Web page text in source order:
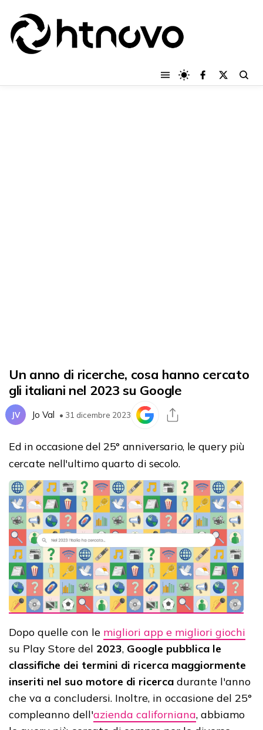
Un anno di ricerche, cosa hanno cercato
gli italiani nel 2023 su Google
JV Jo Val • 31 dicembre 2023
Ed in occasione del 25° anniversario, le query più
cercate nell'ultimo quarto di secolo.
Dopo quelle con le migliori app e migliori giochi
su Play Store del 2023, Google pubblica le
classifiche dei termini di ricerca maggiormente
inseriti nel suo motore di ricerca durante l'anno
che va a concludersi. Inoltre, in occasione del 25°
compleanno dell'azienda californiana, abbiamo